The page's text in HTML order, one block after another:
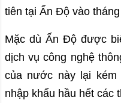
tiên tại Ấn Độ vào
Mặc dù Ấn Độ được
dịch vụ công nghệ
của nước này lại
nhập khẩu hầu hết các